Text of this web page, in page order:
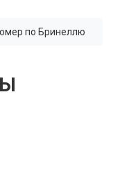
по Бринеллю